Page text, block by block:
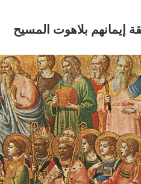
إيمانهم بلاهوت المسيح